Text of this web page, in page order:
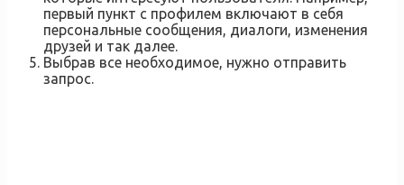
первый пункт с профилем включают в себя
персональные сообщения, диалоги, изменения
друзей и так далее.
Выбрав все необходимое, нужно отправить
запрос.